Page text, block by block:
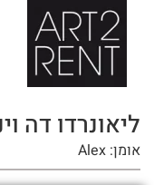
ליאונרדו דה
אומן: Alex